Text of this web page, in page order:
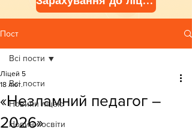
Пост
Всі пости
Новини ліцею
Новини освіти
Всі пости
«Незламний педагог –
2026»
Ліцей 5
18 лют.